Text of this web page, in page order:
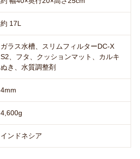
約 17L
ガラス水槽、スリムフィルターDC-X
S2、フタ、クッションマット、カルキ
ぬき、水質調整剤
4mm
4,600g
インドネシア